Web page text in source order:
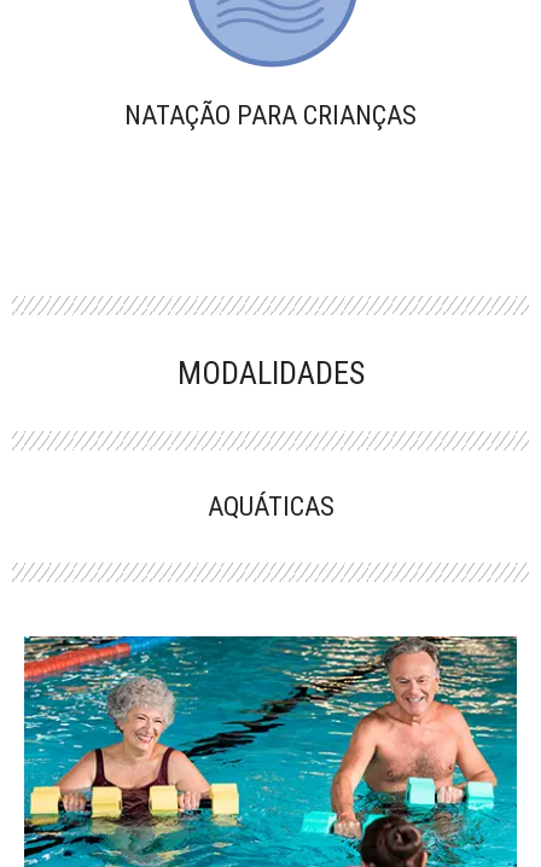
NATAÇÃO PARA CRIANÇAS
MODALIDADES
AQUÁTICAS